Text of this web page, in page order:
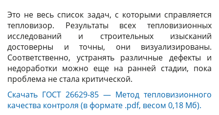
Это не весь список задач, с которыми справляется
тепловизор. Результаты всех тепловизионных
исследований и строительных изысканий
достоверны и точны, они визуализированы.
Соответственно, устранять различные дефекты и
недоработки можно еще на ранней стадии, пока
проблема не стала критической.
Скачать ГОСТ 26629-85 — Метод тепловизионного
качества контроля (в формате .pdf, весом 0,18 Мб).